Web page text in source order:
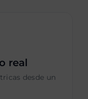
real
desde un